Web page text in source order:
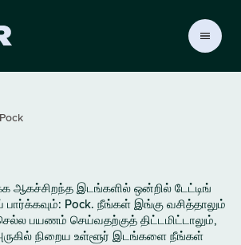
ம்
Pock
ஆகச்சிறந்த இடங்களில் ஒன்றில் டேட்டிங்
பார்க்கவும்: Pock. நீங்கள் இங்கு வசித்தாலும்
பயணம் செய்வதற்குத் திட்டமிட்டாலும்,
நிறைய உள்ளூர் இடங்களை நீங்கள்